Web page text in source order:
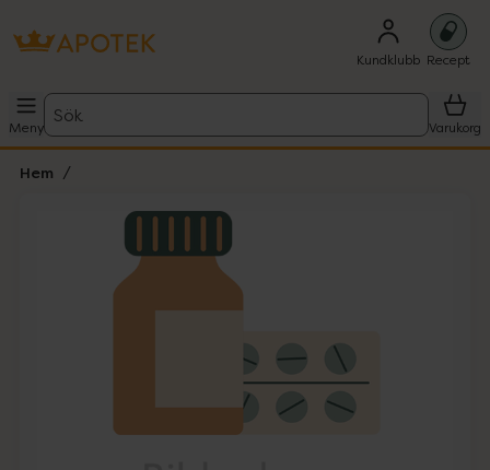
Kundklubb Recept
Meny
Sök
Varukorg
Hem
Lista: . Innehåller 1 objekt.